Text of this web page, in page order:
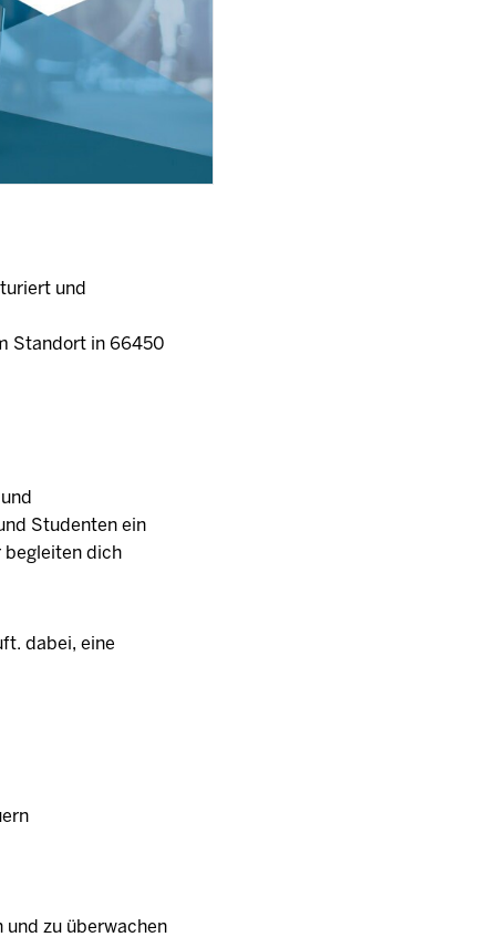
und
Standort in 66450
Studenten ein
begleiten dich
dabei, eine
zu überwachen